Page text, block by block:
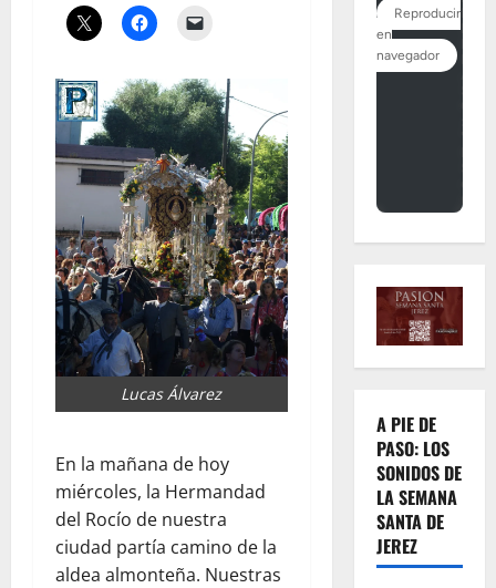
Lucas Álvarez
En la mañana de hoy
miércoles, la Hermandad
del Rocío de nuestra
ciudad partía camino de la
aldea almonteña. Nuestras
A PIE DE
PASO: LOS
SONIDOS DE
LA SEMANA
SANTA DE
JEREZ